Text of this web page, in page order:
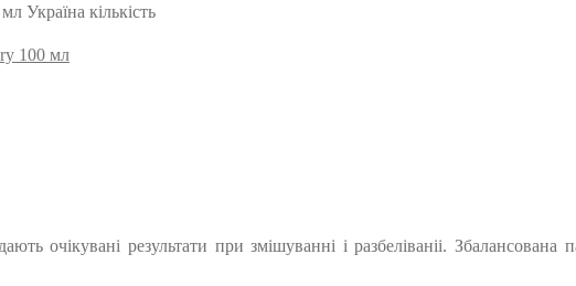
Україна кількість
100 мл
очікувані результати при змішуванні і разбеліваніі.